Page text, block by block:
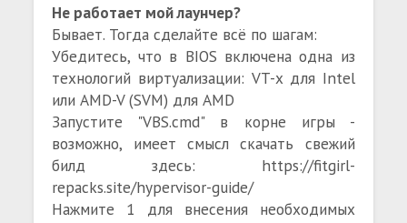
Не работает мой лаунчер?
Бывает. Тогда сделайте всё по шагам:
Убедитесь, что в BIOS включена одна из
технологий виртуализации: VT-x для Intel
или AMD-V (SVM) для AMD
Запустите "VBS.cmd" в корне игры -
возможно, имеет смысл скачать свежий
билд здесь: https://fitgirl-
repacks.site/hypervisor-guide/
Нажмите 1 для внесения необходимых